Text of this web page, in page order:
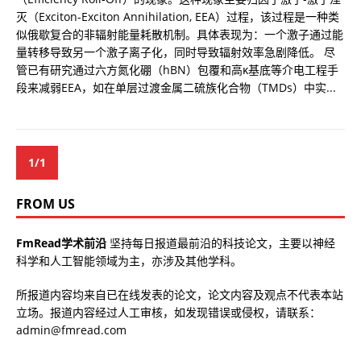
灭（Exciton-Exciton Annihilation, EEA）过程，该过程是一种类
似俄歇复合的非辐射能量耗散机制。具体表现为：一个激子通过能
量转移导致另一个激子离子化，同时导致辐射效率急剧降低。 尽
管已有研究通过六方氮化硼（hBN）包覆和高κ基底等介电工程手
段来减弱EEA，如在单层过渡金属二硫族化合物（TMDs）中实...
1/1
FROM US
FmRead学术前沿 坚持每日报道最前沿的科技论文，主要以神经
科学和人工智能领域为主，亦涉及其他学科。
所报道内容均来自已在线发表的论文，论文内容及观点不代表本站
立场。报道内容经过人工审核，如发现错误或侵权，请联系：
admin@fmread.com